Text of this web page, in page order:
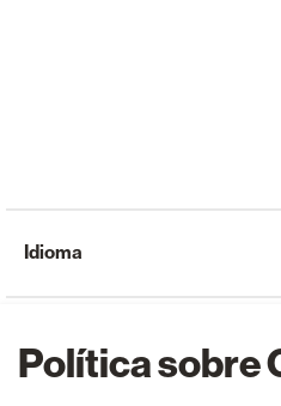
Política sobre
Idioma